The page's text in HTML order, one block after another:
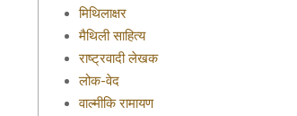
मिथिलाक्षर
मैथिली साहित्य
राष्ट्रवादी लेखक
लोक-वेद
वाल्मीकि रामायण